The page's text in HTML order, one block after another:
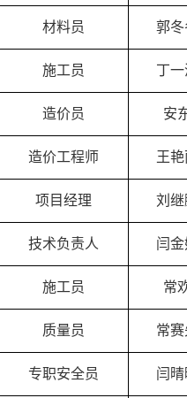
材料员 郭冬
施工员 丁一
造价员 安
造价工程师 王
项目经理 刘继
技术负责人 闫金
施工员 常
质量员 常赛
专职安全员 闫晴